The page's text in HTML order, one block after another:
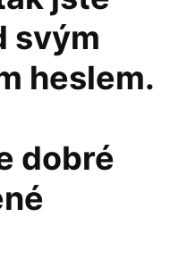
svým
heslem.
dobré